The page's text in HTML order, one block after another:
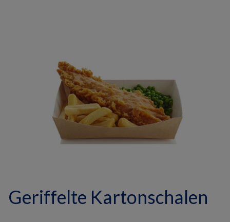
Geriffelte Kartonschalen